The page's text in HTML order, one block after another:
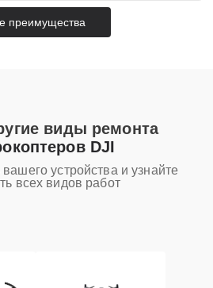
преимущества
виды ремонта
DJI
устройства и узнайте
всех видов работ